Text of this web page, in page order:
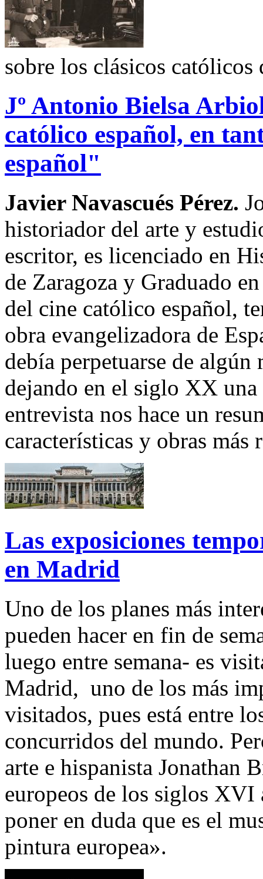
sobre los clásicos católicos
Jº Antonio Bielsa
católico español, en
español"
Javier Navascués Pérez.
historiador del arte y
escritor, es licenciado en
de Zaragoza y Graduado
del cine católico español,
obra evangelizadora de
debía perpetuarse de
dejando en el siglo XX
entrevista nos hace un
características y obras más
Las exposiciones
en Madrid
Uno de los planes más
pueden hacer en fin de
luego entre semana- es
Madrid, uno de los más
visitados, pues está entre
concurridos del mundo.
arte e hispanista Jonathan
europeos de los siglos
poner en duda que es el
pintura europea».